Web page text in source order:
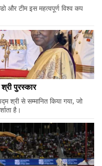
और टीम इस महत्वपूर्ण विश्व कप
पुरस्कार
श्री से सम्मानित किया गया, जो
है।